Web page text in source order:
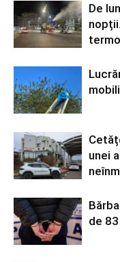
De
unei
de